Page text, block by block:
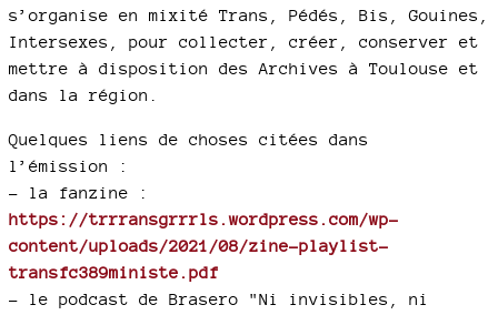
s’organise en mixité Trans, Pédés, Bis, Gouines,
Intersexes, pour collecter, créer, conserver et
mettre à disposition des Archives à Toulouse et
dans la région.
Quelques liens de choses citées dans
l’émission :
– la fanzine :
https://trrransgrrrls.wordpress.com/wp-
content/uploads/2021/08/zine-playlist-
transfc389ministe.pdf
– le podcast de Brasero "Ni invisibles, ni